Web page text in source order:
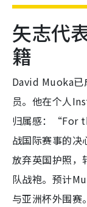
矢志代
籍
David Muoka已
员。他在个人
归属感：“For
战国际赛事的决
放弃英国护照，
队战袍。预计
与亚洲杯外围赛。